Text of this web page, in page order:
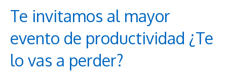
Te invitamos al mayor
evento de productividad ¿Te
lo vas a perder?